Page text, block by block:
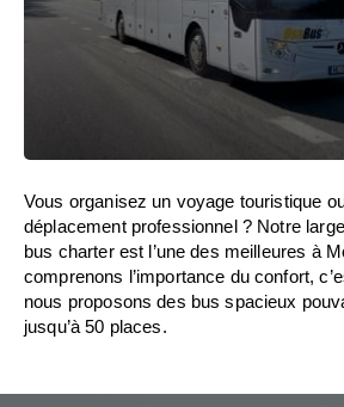
Vous organisez un voyage touristique
déplacement professionnel ? Notre
bus charter est l’une des meilleures à
comprenons l’importance du confort,
nous proposons des bus spacieux
jusqu’à 50 places.